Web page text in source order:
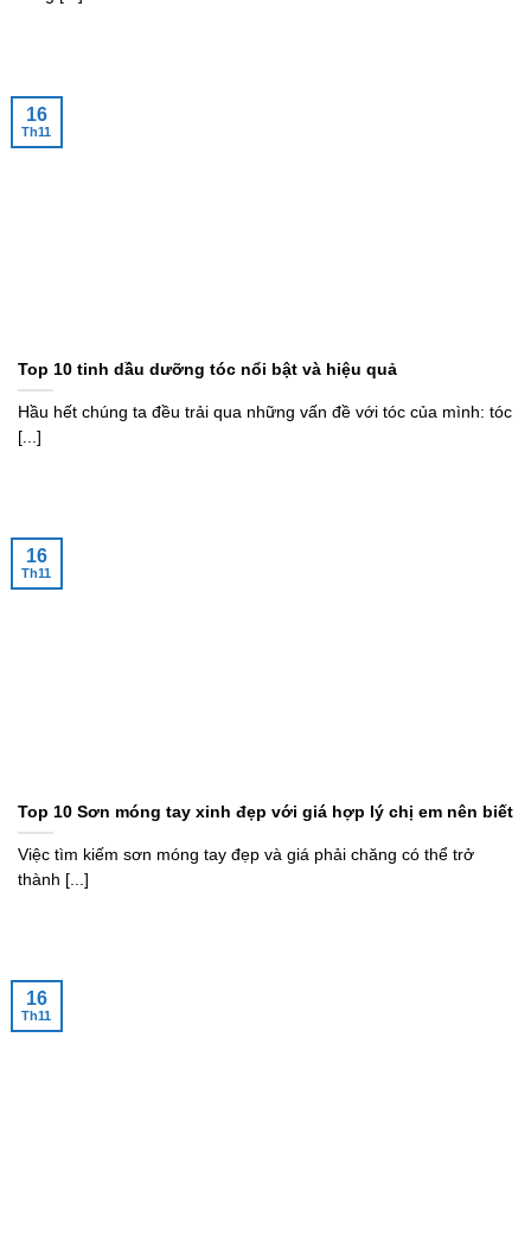
Top 10 tinh dầu dưỡng tóc nổi bật và hiệu quả
Hầu hết chúng ta đều trải qua những vấn đề với tóc của mình: tóc
[...]
16
Th11
Top 10 Sơn móng tay xinh đẹp với giá hợp lý chị em nên biết
Việc tìm kiếm sơn móng tay đẹp và giá phải chăng có thể trở
thành [...]
16
Th11
16
Th11